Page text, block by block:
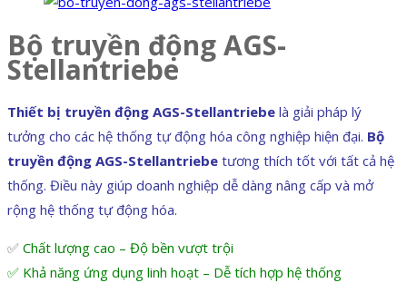
Bộ truyền động AGS-
Stellantriebe
Thiết bị truyền động AGS-Stellantriebe là giải pháp lý
tưởng cho các hệ thống tự động hóa công nghiệp hiện đại. Bộ
truyền động AGS-Stellantriebe tương thích tốt với tất cả hệ
thống. Điều này giúp doanh nghiệp dễ dàng nâng cấp và mở
rộng hệ thống tự động hóa.
✅ Chất lượng cao – Độ bền vượt trội
✅ Khả năng ứng dụng linh hoạt – Dễ tích hợp hệ thống